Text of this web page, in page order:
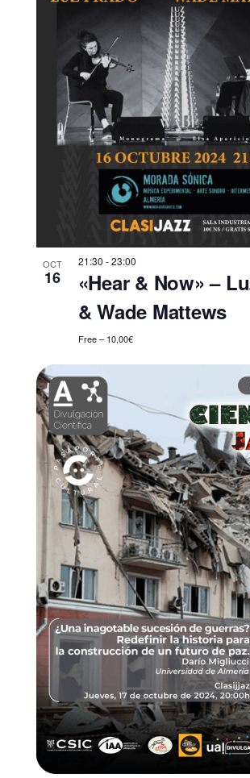
OCT
16
21:30 -23:00
«Hear & Now» –
& Wade Mattews
Free – 10,00€